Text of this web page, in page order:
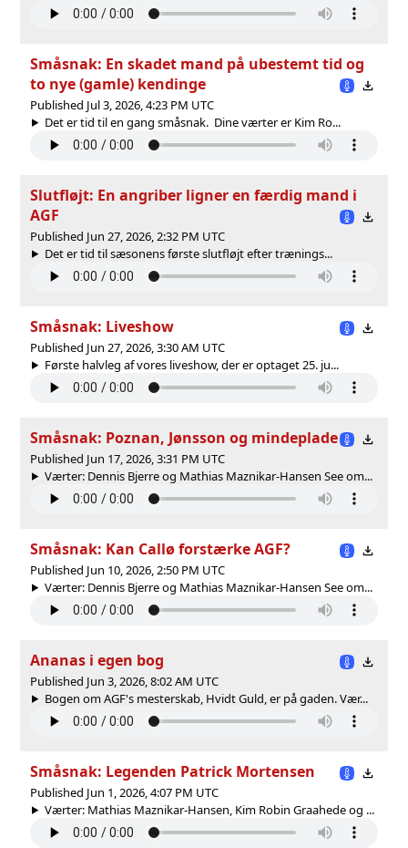
Småsnak: En skadet mand på ubestemt tid og
to nye (gamle) kendinge
Published Jul 3, 2026, 4:23 PM UTC
Det er tid til en gang småsnak. Dine værter er Kim Ro...
Slutfløjt: En angriber ligner en færdig mand i
AGF
Published Jun 27, 2026, 2:32 PM UTC
Det er tid til sæsonens første slutfløjt efter trænings...
Småsnak: Liveshow
Published Jun 27, 2026, 3:30 AM UTC
Første halvleg af vores liveshow, der er optaget 25. ju...
Småsnak: Poznan, Jønsson og mindeplade
Published Jun 17, 2026, 3:31 PM UTC
Værter: Dennis Bjerre og Mathias Maznikar-Hansen See om...
Småsnak: Kan Callø forstærke AGF?
Published Jun 10, 2026, 2:50 PM UTC
Værter: Dennis Bjerre og Mathias Maznikar-Hansen See om...
Ananas i egen bog
Published Jun 3, 2026, 8:02 AM UTC
Bogen om AGF's mesterskab, Hvidt Guld, er på gaden. Vær...
Småsnak: Legenden Patrick Mortensen
Published Jun 1, 2026, 4:07 PM UTC
Værter: Mathias Maznikar-Hansen, Kim Robin Graahede og ...